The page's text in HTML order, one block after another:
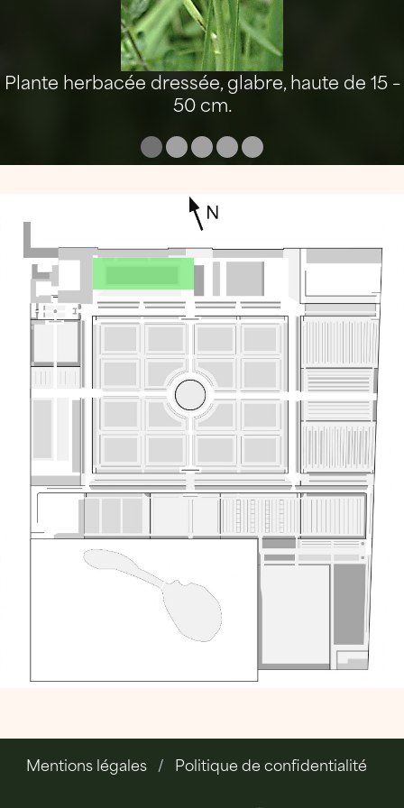
Plante herbacée dressée, glabre, haute de 15 –
50 cm.
Mentions légales Politique de confidentialité